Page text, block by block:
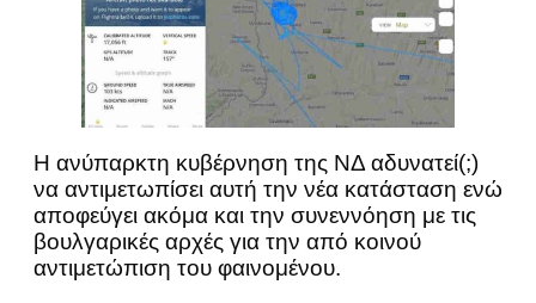
Η ανύπαρκτη κυβέρνηση της ΝΔ αδυνατεί(;)
να αντιμετωπίσει αυτή την νέα κατάσταση ενώ
αποφεύγει ακόμα και την συνεννόηση με τις
βουλγαρικές αρχές για την από κοινού
αντιμετώπιση του φαινομένου.